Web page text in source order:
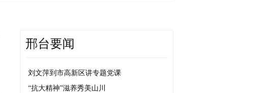
邢台要闻
刘文萍到市高新区讲专题党课
“抗大精神”滋养秀美山川